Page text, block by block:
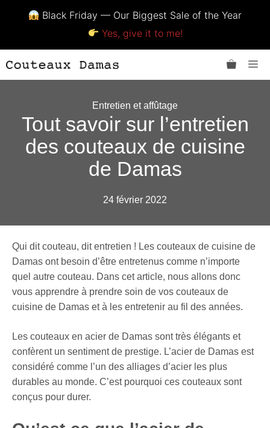
Black Friday — Our Biggest Sale of the Year
Yes, give it to me!
au
Entretien et affûtage
Tout savoir sur l’entretien
des couteaux de cuisine
de Damas
24 février 2022
Qui dit couteau, dit entretien ! Les couteaux de cuisine de
Damas ont besoin d’être entretenus comme n’importe
quel autre couteau. Dans cet article, nous allons donc
vous apprendre à prendre soin de vos couteaux de
cuisine de Damas et à les entretenir au fil des années.
Les couteaux en acier de Damas sont très élégants et
confèrent un sentiment de prestige. L’acier de Damas est
considéré comme l’un des alliages d’acier les plus
durables au monde. C’est pourquoi ces couteaux sont
conçus pour durer.